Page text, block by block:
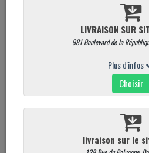
Produit vendu à l'unité. Poids moyen : 100 g
AJOUTER AU PANIER